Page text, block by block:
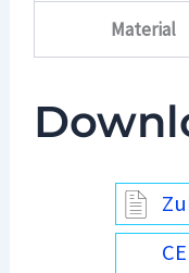
Material
CE